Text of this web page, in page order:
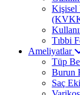
Kişisel
Tıbbi
Ameliyatlar
Tüp
Burun
Saç